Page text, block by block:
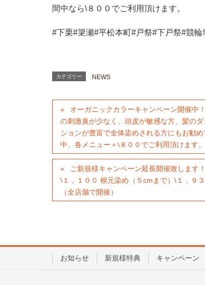
間中なら\８００でご利用頂けます。
#下栗#簗瀬#平松本町#戸祭#下戸祭#競
カテゴリー NEWS
オーガニックカラーキャンペーン開催中
の刺激臭が少なく、頭皮が敏感な方、髪の
ションが豊富で全体染めされる方にもお勧
中、各メニュー＋\８００でご利用頂けます
ご新規様キャンペーン延長開催致します
\１，１００ 根元染め（５cmまで）\１，９
（全店舗で開催）
お知らせ 新規様特典 キャンペーン